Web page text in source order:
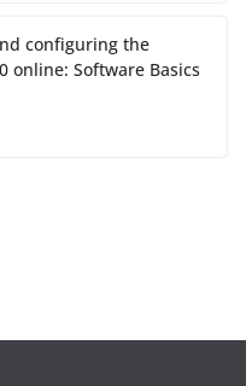
configuring the
online: Software Basics